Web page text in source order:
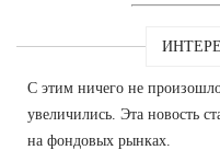
С этим ничего не
увеличились. Эта новость
на фондовых рынках.